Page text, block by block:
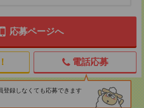
応募ページへ
電話応募
登録しなくても応募できます